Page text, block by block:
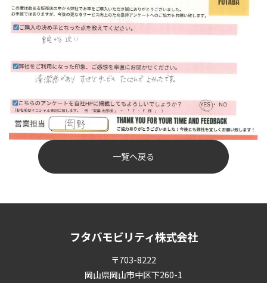
一覧へ戻る
フタバモビリティ株式会社
〒703-8222
岡山県岡山市中区下260-1